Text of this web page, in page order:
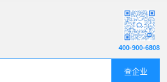
查企业
400-900-6808